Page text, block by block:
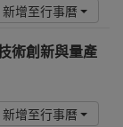
新增至行事曆
術創新與量產
新增至行事曆